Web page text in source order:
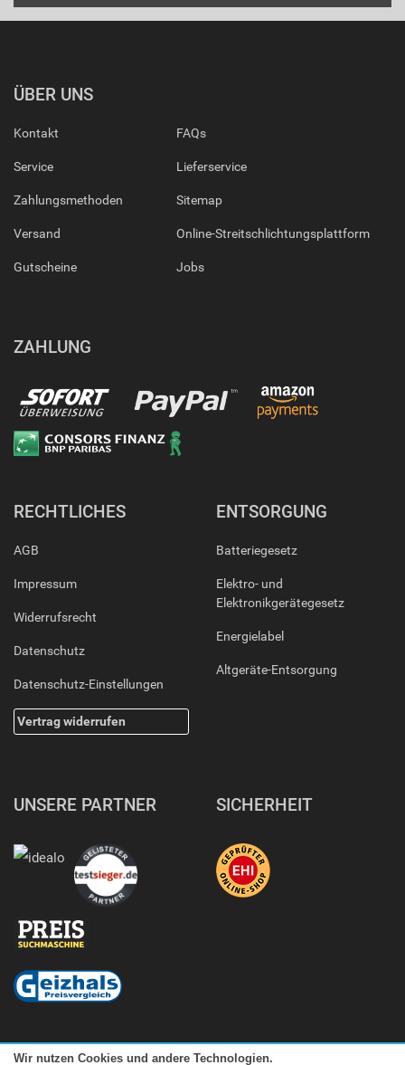
ÜBER UNS
Kontakt
Service
Zahlungsmethoden
Versand
Gutscheine
FAQs
Lieferservice
Sitemap
Online-Streitschlichtungsplattform
Jobs
ZAHLUNG
RECHTLICHES
AGB
Impressum
Widerrufsrecht
Datenschutz
Datenschutz-Einstellungen
Vertrag widerrufen
ENTSORGUNG
Batteriegesetz
Elektro- und
Elektronikgerätegesetz
Energielabel
Altgeräte-Entsorgung
UNSERE PARTNER SICHERHEIT
Wir nutzen Cookies und andere Technologien.